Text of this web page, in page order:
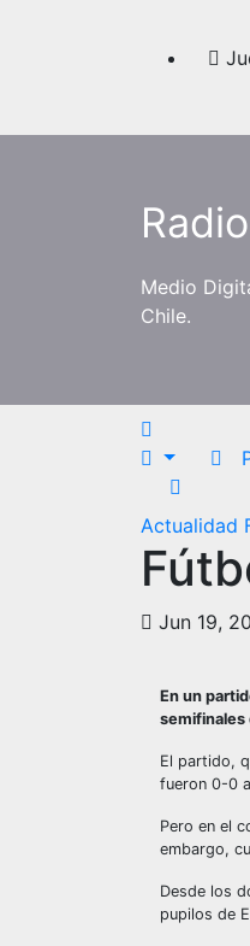
Medio
Chile.
Actualidad
Jun 19,
En un
semifinales
El partido,
fueron 0-0
Pero en el
embargo,
Desde los
pupilos de